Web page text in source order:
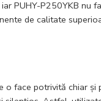
PUHY-P250YKB nu
de calitate
face potrivită chiar